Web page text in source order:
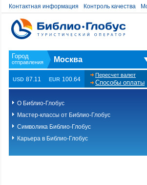
Контактная информация Контроль качества
Москва
USD 87.11 EUR 100.64
Пересчет валют
Способы оплаты
О Библио-Глобус
Мастер-классы от Библио-Глобус
Символика Библио-Глобус
Карьера в Библио-Глобус